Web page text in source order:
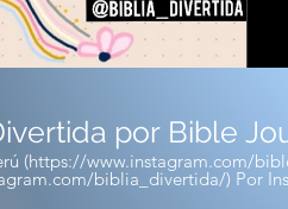
por Bible
(https://www.instagram.com/
) Por Instagram Sigue ambas